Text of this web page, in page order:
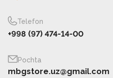
Telefon
+998 (97) 474-14-00
Pochta
mbgstore.uz@gmail.com